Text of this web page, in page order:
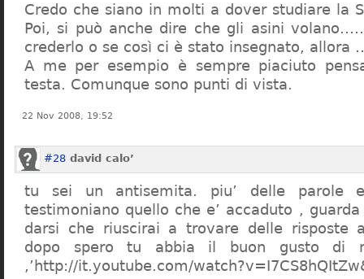
Credo che siano in molti a dover studiare la
Poi, si può anche dire che gli asini
crederlo o se così ci è stato insegnato,
A me per esempio è sempre piaciuto
testa. Comunque sono punti di vista.
22 Nov 2008, 19:52
#28 david calo’
tu sei un antisemita. piu’ delle parole
testimoniano quello che e’ accaduto , guarda
darsi che riuscirai a trovare delle risposte
dopo spero tu abbia il buon gusto di
,’http://it.youtube.com/